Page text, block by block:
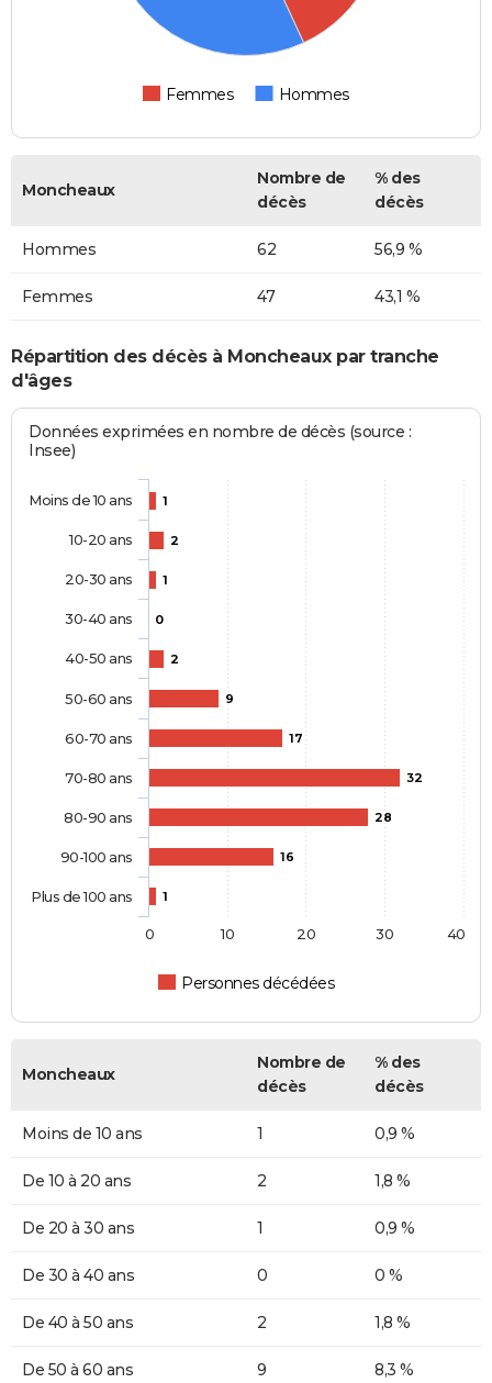
Femmes Hommes
Moncheaux
Nombre de
décès
% des
décès
Hommes 62 56,9 %
Femmes 47 43,1 %
Répartition des décès à Moncheaux par tranche
d'âges
Données exprimées en nombre de décès (source :
Insee)
1
2
1
0
2
9
17
32
28
16
1
Personnes décédées
Moins de 10 ans
10-20 ans
20-30 ans
30-40 ans
40-50 ans
50-60 ans
60-70 ans
70-80 ans
80-90 ans
90-100 ans
Plus de 100 ans
0 10 20 30 40
Moncheaux
Nombre de
décès
% des
décès
Moins de 10 ans 1 0,9 %
De 10 à 20 ans 2 1,8 %
De 20 à 30 ans 1 0,9 %
De 30 à 40 ans 0 0 %
De 40 à 50 ans 2 1,8 %
De 50 à 60 ans 9 8,3 %